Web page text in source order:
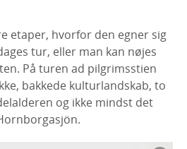
etaper, hvorfor den egner sig
tur, eller man kan nøjes
På turen ad pilgrimsstien
bakkede kulturlandskab, to
og ikke mindst det